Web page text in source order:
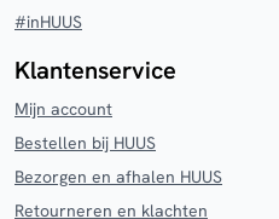
#inHUUS
Klantenservice
Mijn account
Bestellen bij HUUS
Bezorgen en afhalen HUUS
Retourneren en klachten